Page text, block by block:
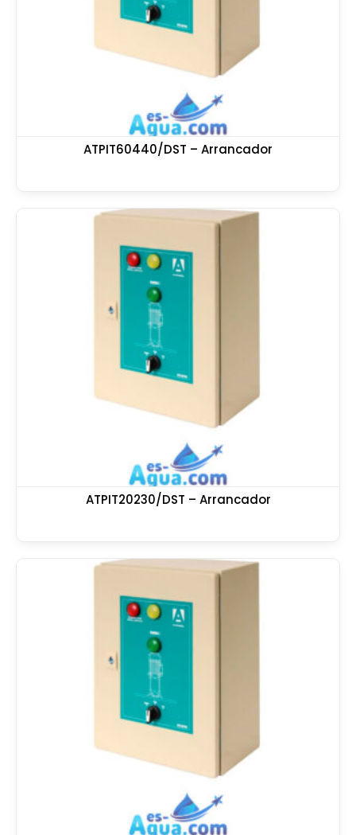
ATPIT60440/DST – Arrancador
ATPIT20230/DST – Arrancador